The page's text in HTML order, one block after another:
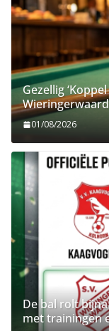
Gezellig
Wieringerwaard
01/08/2026
De bal rolt
met trainingen